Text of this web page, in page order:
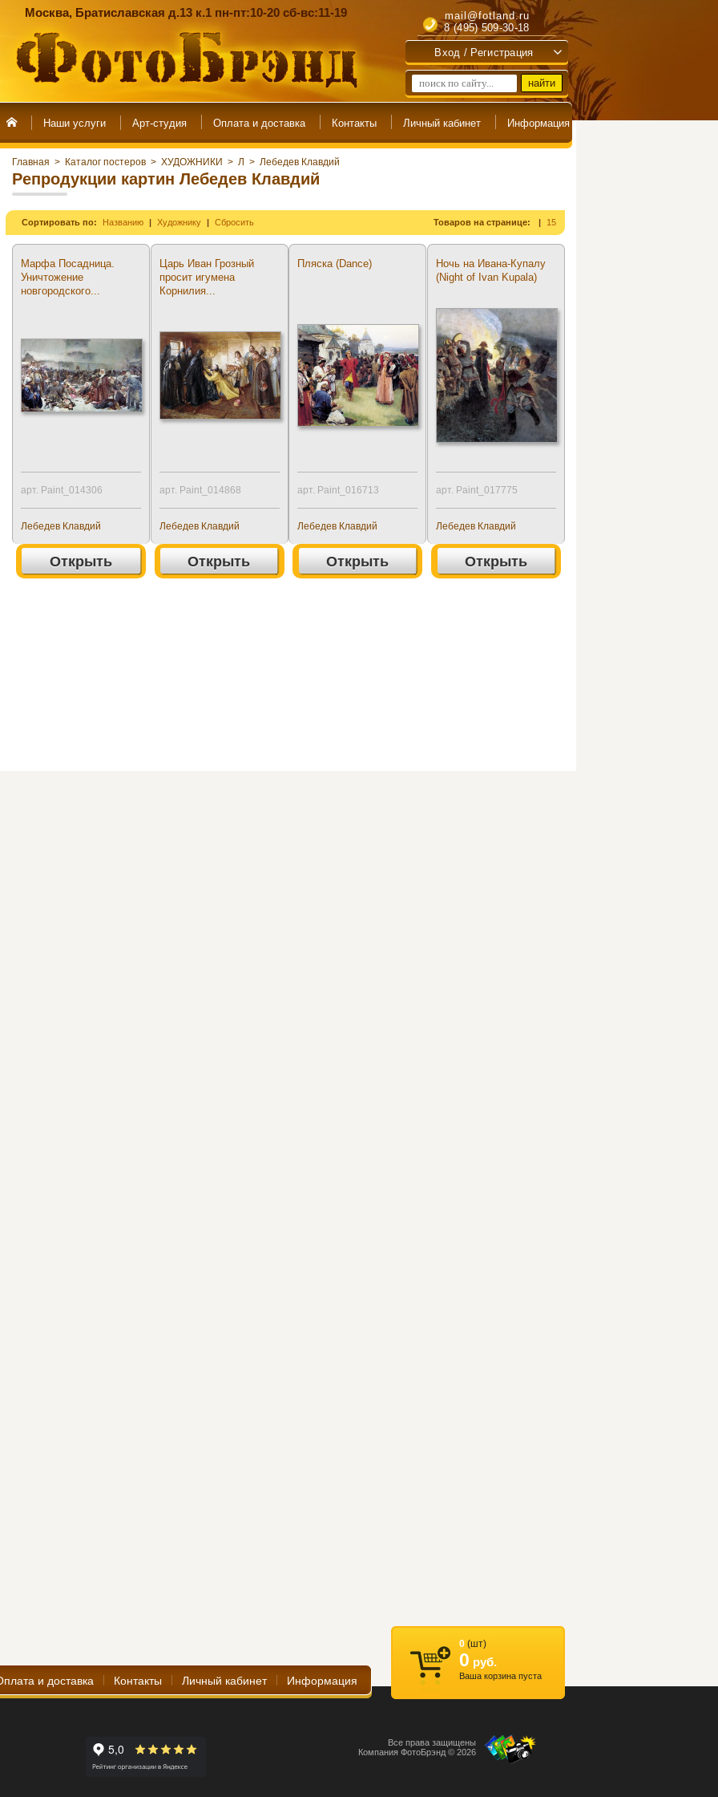
Москва, Братиславская д.13 к.1 пн-пт:10-20 сб-вс:11-19
mail@fotland.ru
8 (495) 509-30-18
Вход / Регистрация
Наши услуги Арт-студия
Главная > Каталог постеров > ХУДОЖНИКИ > Л > Лебедев Клавдий
Репродукции картин Лебедев Клавдий
Сортировать по: Названию Художнику Сбросить Товаров на странице: 15
Марфа Посадница.
Уничтожение
новгородского...
арт. Paint_014306
Лебедев Клавдий
Открыть
Царь Иван Грозный
просит игумена
Корнилия...
арт. Paint_014868
Лебедев Клавдий
Открыть
Пляска (Dance)
арт. Paint_016713
Лебедев Клавдий
Открыть
Ночь на Ивана-Купалу
(Night of Ivan Kupala)
арт. Paint_017775
Лебедев Клавдий
Открыть
0 (шт)
0 руб.
Ваша корзина пуста
Все права защищены
Компания ФотоБрэнд © 2026